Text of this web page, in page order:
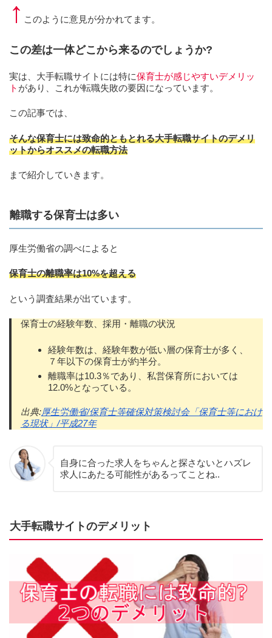
↑ このように意見が分かれてます。
この差は一体どこから来るのでしょうか?
実は、大手転職サイトには特に保育士が感じやすいデメリッ
ト があり、これが転職失敗の要因になっています。
この記事では、
そんな保育士には致命的ともとれる大手転職サイトのデメリ
ットからオススメの転職方法
まで紹介していきます。
離職する保育士は多い
厚生労働省の調べによると
保育士の離職率は10%を超える
という調査結果が出ています。
保育士の経験年数、採用・離職の状況
経験年数は、経験年数が低い層の保育士が多く、
７年以下の保育士が約半分。
離職率は10.3％であり、私営保育所においては
12.0%となっている。
出典:厚生労働省/保育士等確保対策検討会「保育士等におけ
る現状」/平成27年
自身に合った求人をちゃんと探さないとハズレ
求人にあたる可能性があるってことね..
大手転職サイトのデメリット